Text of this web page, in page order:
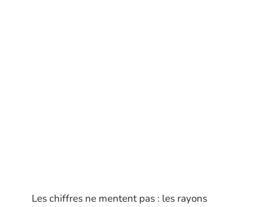
Les chiffres ne mentent pas : les rayons